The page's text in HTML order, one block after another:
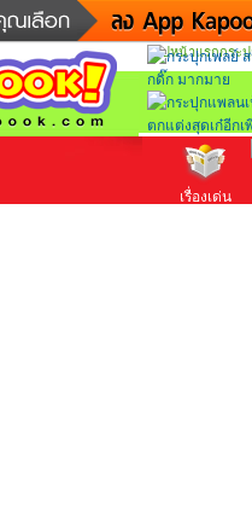
ข่าวด่วน
ละคร
เกม
ตรวจหวย
ดูดวง
ไปหน้าแรกกระ
เรื่องเด่น